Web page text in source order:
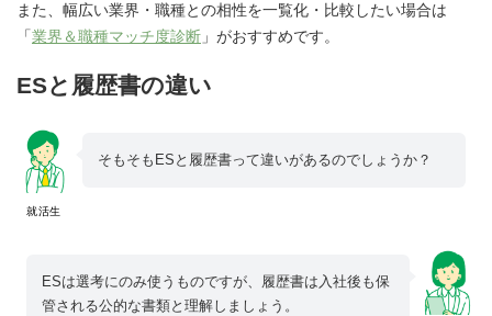
また、幅広い業界・職種との相性を一覧化・比較したい場合は
「業界＆職種マッチ度診断 」がおすすめです。
ESと履歴書の違い
就活生
そもそもESと履歴書って違いがあるのでしょうか？
ESは選考にのみ使うものですが、履歴書は入社後も保
管される公的な書類と理解しましょう。